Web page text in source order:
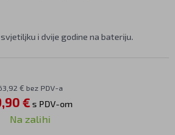
i dvije godine na bateriju.
€ bez PDV-a
€s PDV-om
Na zalihi